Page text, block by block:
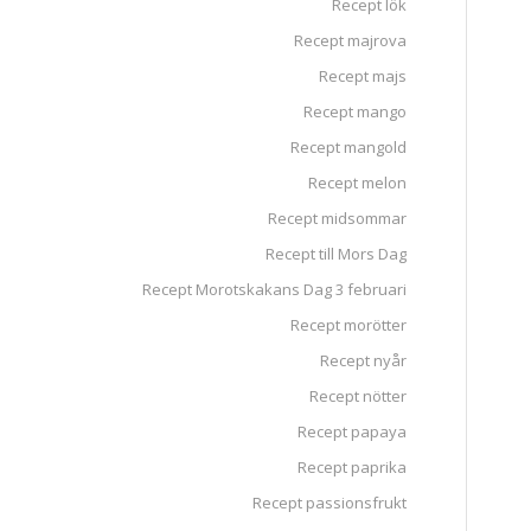
Recept lök
Recept majrova
Recept majs
Recept mango
Recept mangold
Recept melon
Recept midsommar
Recept till Mors Dag
Recept Morotskakans Dag 3 februari
Recept morötter
Recept nyår
Recept nötter
Recept papaya
Recept paprika
Recept passionsfrukt